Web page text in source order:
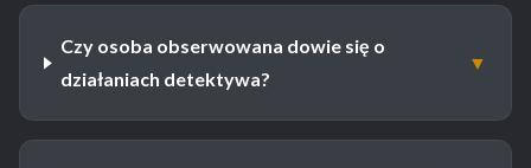
Czy osoba obserwowana dowie się o
działaniach detektywa?
▼